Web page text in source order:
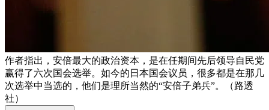
作者指出，安倍最大的政治资本，是在任期间先后领导自民党
赢得了六次国会选举。如今的日本国会议员，很多都是在那几
次选举中当选的，他们是理所当然的“安倍子弟兵”。（路透
社）